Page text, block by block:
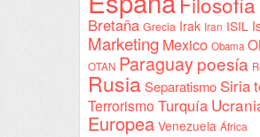
Bretaña Grecia Irak Iran ISIL
Marketing Mexico Obama
OTAN Paraguay poesía
Rusia Separatismo Siria
Terrorismo Turquía
Europea Venezuela África